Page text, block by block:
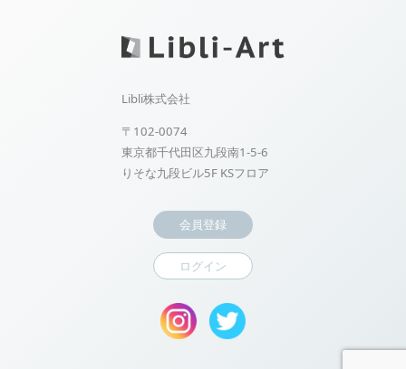
Libli株式会社
〒102-0074
東京都千代田区九段南1-5-6
りそな九段ビル5F KSフロア
会員登録
ログイン